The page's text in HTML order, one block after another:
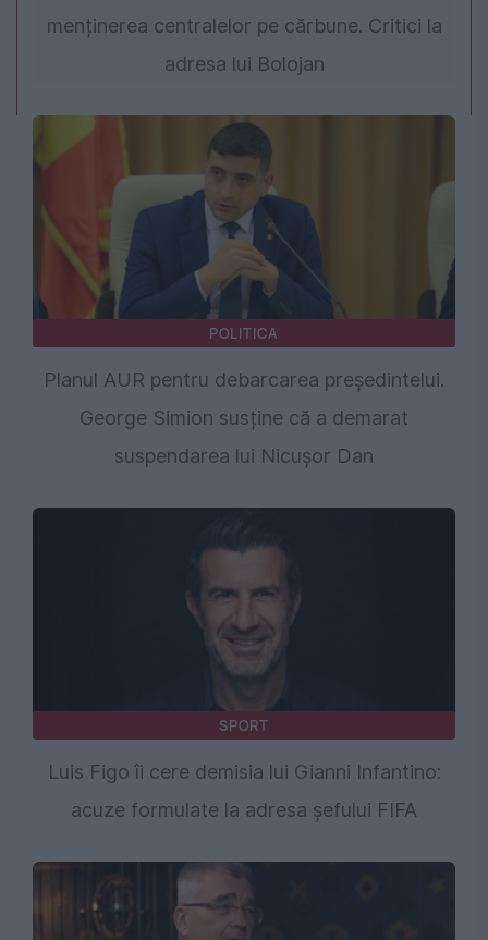
menținerea centralelor pe cărbune. Critici la
adresa lui Bolojan
POLITICA
Planul AUR pentru debarcarea președintelui.
George Simion susține că a demarat
suspendarea lui Nicușor Dan
SPORT
Luis Figo îi cere demisia lui Gianni Infantino:
acuze formulate la adresa șefului FIFA